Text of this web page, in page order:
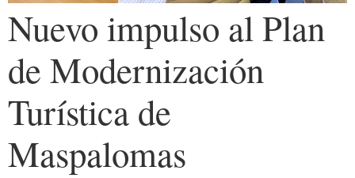
Nuevo impulso al Plan
de Modernización
Turística de
Maspalomas